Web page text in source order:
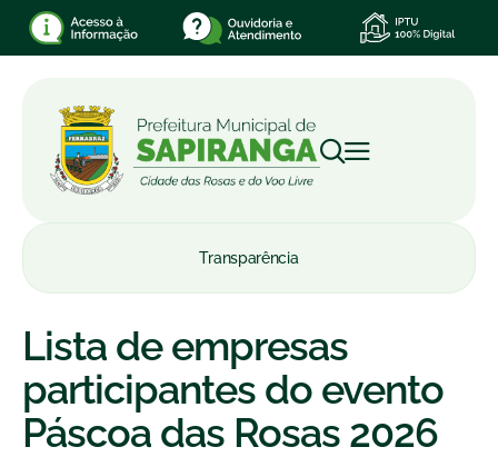
Transparência
Lista de empresas
participantes do evento
Páscoa das Rosas 2026